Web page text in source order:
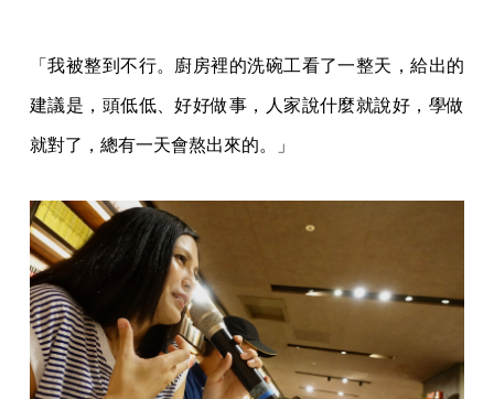
「我被整到不行。廚房裡的洗碗工看了一整天，給出的
建議是，頭低低、好好做事，人家說什麼就說好，學做
就對了，總有一天會熬出來的。」